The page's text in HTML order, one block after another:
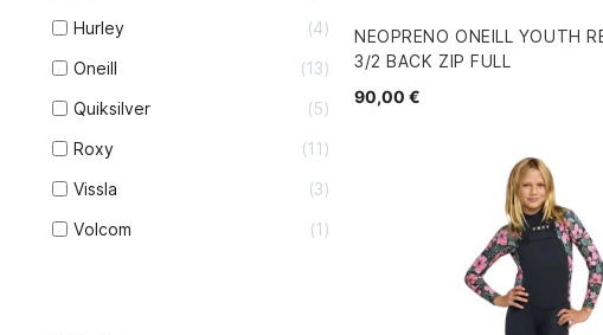
Hurley
4
Oneill
13
Quiksilver
5
Roxy
11
Vissla
3
Volcom
1
NEOPRENO ONEILL YOUTH
3/2 BACK ZIP FULL
90,00 €